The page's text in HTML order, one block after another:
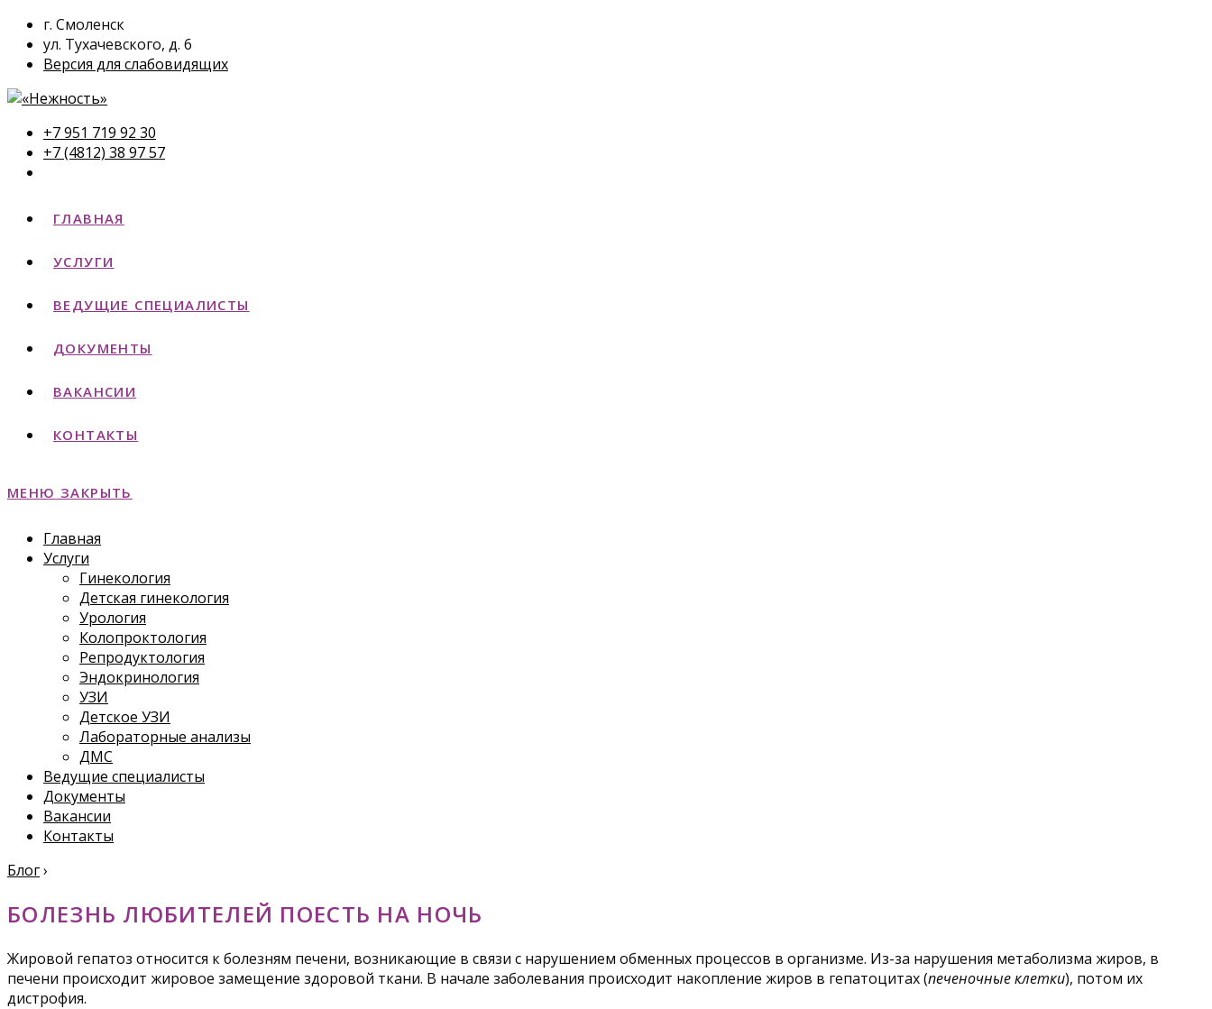
г. Смоленск
ул. Тухачевского, д. 6
Версия для слабовидящих
+7 951 719 92 30
+7 (4812) 38 97 57
ГЛАВНАЯ
УСЛУГИ
ВЕДУЩИЕ СПЕЦИАЛИСТЫ
ДОКУМЕНТЫ
ВАКАНСИИ
КОНТАКТЫ
МЕНЮ ЗАКРЫТЬ
Главная
Услуги
Гинекология
Детская гинекология
Урология
Колопроктология
Репродуктология
Эндокринология
УЗИ
Детское УЗИ
Лабораторные анализы
ДМС
Ведущие специалисты
Документы
Вакансии
Контакты
Блог›
БОЛЕЗНЬ ЛЮБИТЕЛЕЙ ПОЕСТЬ НА НОЧЬ
Жировой гепатоз относится к болезням печени, возникающие в связи с нарушением обменных процессов в организме. Из-за нарушения метаболизма жиров, в
печени происходит жировое замещение здоровой ткани. В начале заболевания происходит накопление жиров в гепатоцитах (печеночные клетки), потом их
дистрофия.